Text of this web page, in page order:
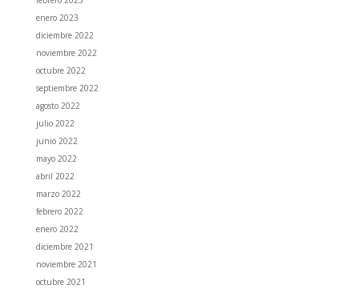
enero 2023
diciembre 2022
noviembre 2022
octubre 2022
septiembre 2022
agosto 2022
julio 2022
junio 2022
mayo 2022
abril 2022
marzo 2022
febrero 2022
enero 2022
diciembre 2021
noviembre 2021
octubre 2021